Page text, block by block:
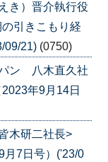
き）晋介執行役
引きこもり経
09/21) (0750)
パン 八木直久社
年9月14日
木研二社長>
月7日号）('23/0